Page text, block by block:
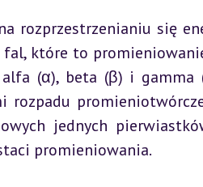
rozprzestrzenianiu się
fal, które to
(α), beta (β) i gamma
rozpadu
jednych
promieniowania.